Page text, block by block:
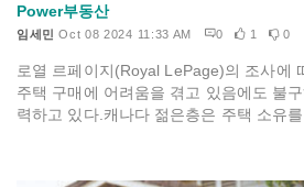
Power부동산
임세민 Oct 08 2024 11:33 AM 0 1 0
로열 르페이지(Royal LePage)의 조사에
주택 구매에 어려움을 겪고 있음에도 불
력하고 있다.캐나다 젊은층은 주택 소유